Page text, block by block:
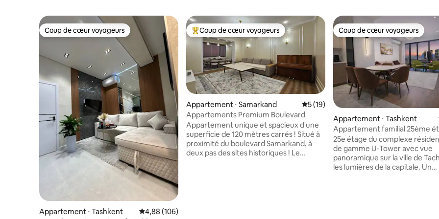
Coup de cœur voyageurs
Coup de cœur voyageurs
Appartement ⋅ Tashkent Évaluation moyenne sur la base de 106 commentaires : 4,88 sur 5
4,88 (106)
Coups de cœur voyageurs les plus appréciés
Coup de cœur voyageurs
Appartement ⋅ Samarkand Évaluation moyenne sur la base de 19
5 (19)
Appartements Premium Boulevard
Appartement unique et spacieux d'une
superficie de 120 mètres carrés ! Situé à
proximité du boulevard Samarkand, à
deux pas des sites historiques ! Le
Coup de cœur voyageurs
Coup de cœur voyageurs
Appartement ⋅ Tashkent
Appartement familial 25ème
sur Tachkent City
25e étage du complexe
de gamme U-Tower avec vue
panoramique sur la ville de
les lumières de la capitale. Un